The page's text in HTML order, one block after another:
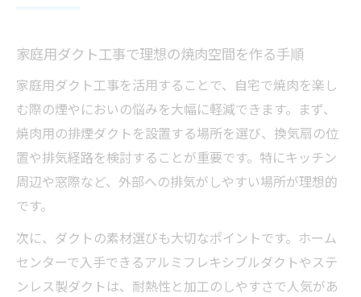
家庭用ダクト工事で理想の焼肉空間を作る手順
家庭用ダクト工事を活用することで、自宅で焼肉を楽し
む際の煙やにおいの悩みを大幅に軽減できます。まず、
焼肉用の排煙ダクトを設置する場所を選び、換気扇の位
置や排気経路を検討することが重要です。特にキッチン
周辺や窓際など、外部への排気がしやすい場所が理想的
です。
次に、ダクトの素材選びも大切なポイントです。ホーム
センターで入手できるアルミフレキシブルダクトやステ
ンレス製ダクトは、耐熱性と加工のしやすさで人気があ